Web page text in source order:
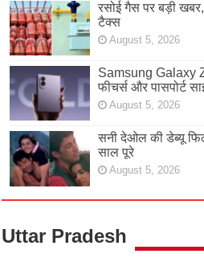
रसोई गैस पर बड़ी
टैक्स
August 5, 2026
Samsung Galaxy
फीचर्स और पासपोर्ट
August 5, 2026
सनी देओल की डेब्यू
साल पूरे
August 5, 2026
Uttar Pradesh